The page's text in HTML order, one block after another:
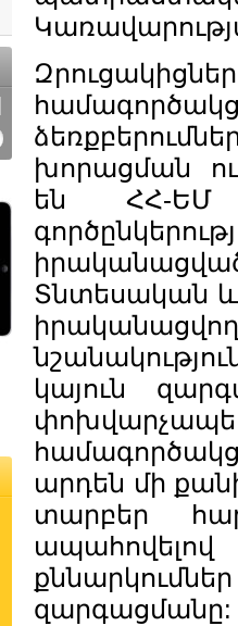
խորացման
են ՀՀ-ԵՄ
Տնտեսական և
կայուն
արդեն մի
տարբեր
զարգացմանը: